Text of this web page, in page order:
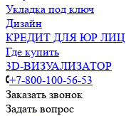
Укладка под ключ
Дизайн
КРЕДИТ ДЛЯ ЮР ЛИЦ
Где купить
3D-ВИЗУАЛИЗАТОР
+7-800-100-56-53
Заказать звонок
Задать вопрос